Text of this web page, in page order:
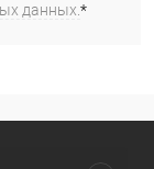
данных.*